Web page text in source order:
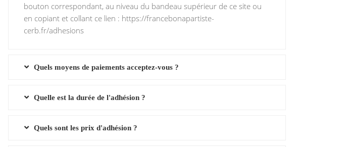
bouton correspondant, au niveau du bandeau supérieur de ce site ou
en copiant et collant ce lien : https://francebonapartiste-
cerb.fr/adhesions
Quels moyens de paiements acceptez-vous ?
Quelle est la durée de l'adhésion ?
Quels sont les prix d'adhésion ?